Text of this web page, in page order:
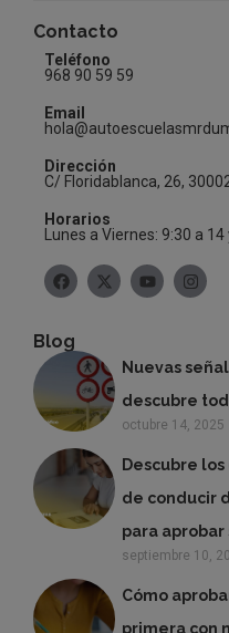
Contacto
Teléfono
968 90 59 59
Email
Dirección
C/ Floridablanca, 26,
Horarios
Lunes a Viernes: 9:30 a
Blog
Nuevas
descubre
octubre 14, 2025
Descubre
de conducir
para aprobar
septiembre 10,
Cómo
primera con